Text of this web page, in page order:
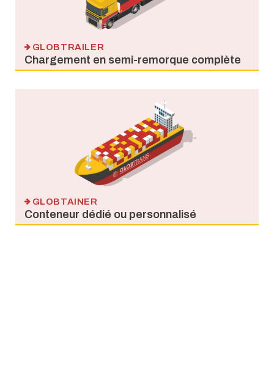
GLOBTRAILER
Chargement en semi-remorque complète
GLOBTAINER
Conteneur dédié ou personnalisé